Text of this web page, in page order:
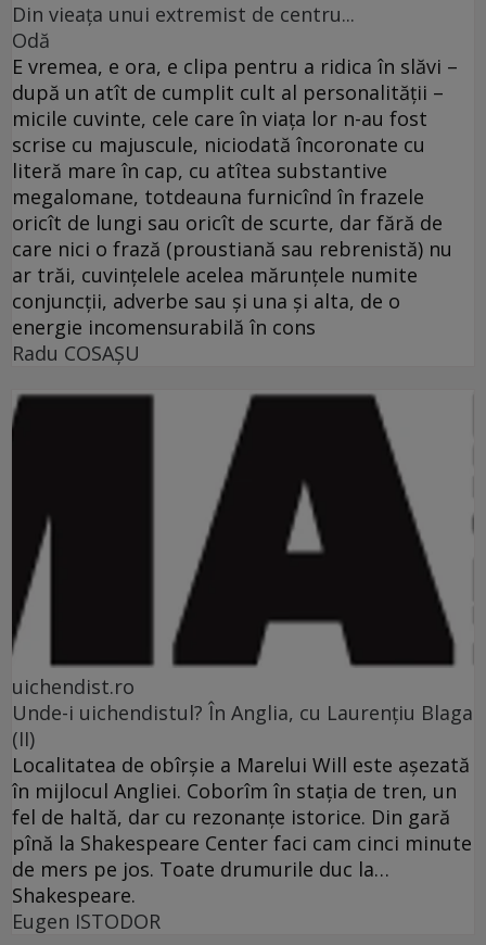
Din vieaţa unui extremist de centru...
Odă
E vremea, e ora, e clipa pentru a ridica în slăvi –
după un atît de cumplit cult al personalităţii –
micile cuvinte, cele care în viaţa lor n-au fost
scrise cu majuscule, niciodată încoronate cu
literă mare în cap, cu atîtea substantive
megalomane, totdeauna furnicînd în frazele
oricît de lungi sau oricît de scurte, dar fără de
care nici o frază (proustiană sau rebrenistă) nu
ar trăi, cuvinţelele acelea mărunţele numite
conjuncţii, adverbe sau şi una şi alta, de o
energie incomensurabilă în cons
Radu COSAŞU
uichendist.ro
Unde-i uichendistul? În Anglia, cu Laurenţiu Blaga
(II)
Localitatea de obîrşie a Marelui Will este aşezată
în mijlocul Angliei. Coborîm în staţia de tren, un
fel de haltă, dar cu rezonanţe istorice. Din gară
pînă la Shakespeare Center faci cam cinci minute
de mers pe jos. Toate drumurile duc la…
Shakespeare.
Eugen ISTODOR